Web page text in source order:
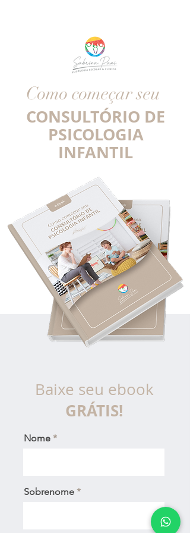
Como começar seu
CONSULTÓRIO DE
PSICOLOGIA
INFANTIL
Baixe seu ebook
GRÁTIS!
Nome
Sobrenome